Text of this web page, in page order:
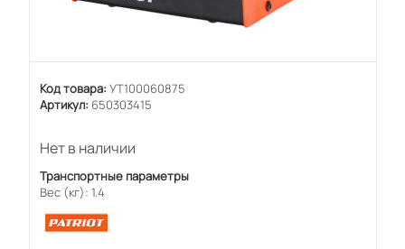
Код товара: УТ100060875
Артикул: 650303415
Нет в наличии
Транспортные параметры
Вес (кг): 1.4